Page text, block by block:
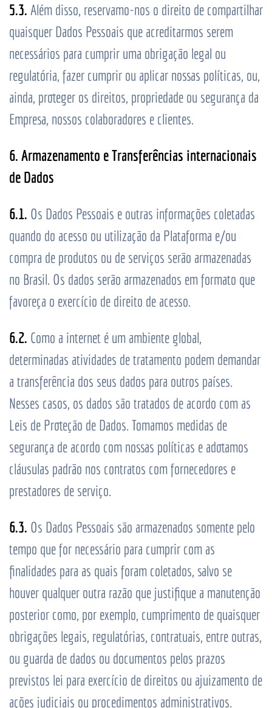
5.3. Além disso, reservamo-nos o direito de compartilhar
quaisquer Dados Pessoais que acreditarmos serem
necessários para cumprir uma obrigação legal ou
regulatória, fazer cumprir ou aplicar nossas políticas, ou,
ainda, proteger os direitos, propriedade ou segurança da
Empresa, nossos colaboradores e clientes.
6. Armazenamento e Transferências internacionais
de Dados
6.1. Os Dados Pessoais e outras informações coletadas
quando do acesso ou utilização da Plataforma e/ou
compra de produtos ou de serviços serão armazenadas
no Brasil. Os dados serão armazenados em formato que
favoreça o exercício de direito de acesso.
6.2. Como a internet é um ambiente global,
determinadas atividades de tratamento podem demandar
a transferência dos seus dados para outros países.
Nesses casos, os dados são tratados de acordo com as
Leis de Proteção de Dados. Tomamos medidas de
segurança de acordo com nossas políticas e adotamos
cláusulas padrão nos contratos com fornecedores e
prestadores de serviço.
6.3. Os Dados Pessoais são armazenados somente pelo
tempo que for necessário para cumprir com as
finalidades para as quais foram coletados, salvo se
houver qualquer outra razão que justifique a manutenção
posterior como, por exemplo, cumprimento de quaisquer
obrigações legais, regulatórias, contratuais, entre outras,
ou guarda de dados ou documentos pelos prazos
previstos lei para exercício de direitos ou ajuizamento de
ações judiciais ou procedimentos administrativos.